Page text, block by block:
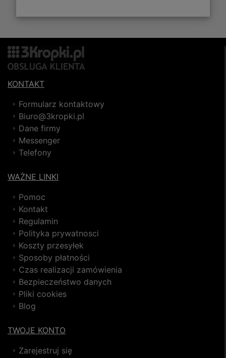
KONTAKT
Formularz kontaktowy
Biuro@3kropki.pl
Dane firmy
Messenger
Telefony
WAŻNE LINKI
Pomoc
Kontakt
Regulamin
Polityka prywatnosci
Koszty przesyłek
Sposoby płatności
Czas realizacji zamówienia
Bezpieczeństwo danych
Pliki cookies
Blog
TWOJE KONTO
Zarejestruj się